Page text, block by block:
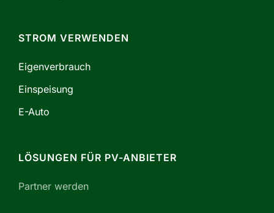
STROM VERWENDEN
Eigenverbrauch
Einspeisung
E-Auto
LÖSUNGEN FÜR PV-ANBIETER
Partner werden